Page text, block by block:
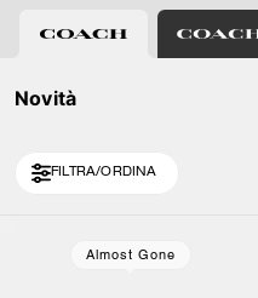
Novità
FILTRA/ORDINA
Almost Gone